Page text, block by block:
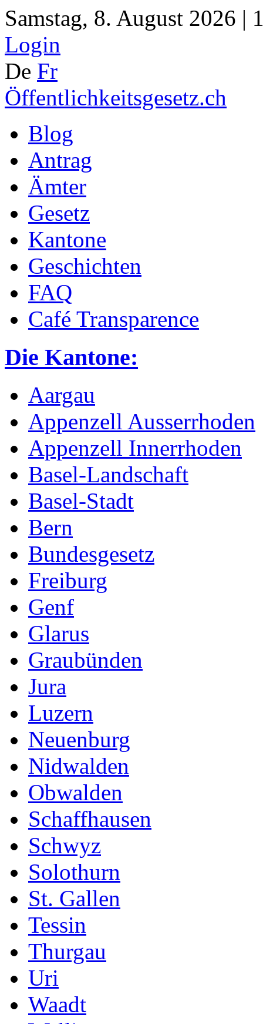
Samstag, 8. August 2026 |
Login
De Fr
Öffentlichkeitsgesetz.ch
Blog
Antrag
Ämter
Gesetz
Kantone
Geschichten
FAQ
Café Transparence
Die Kantone:
Aargau
Appenzell Ausserrhoden
Appenzell Innerrhoden
Basel-Landschaft
Basel-Stadt
Bern
Bundesgesetz
Freiburg
Genf
Glarus
Graubünden
Jura
Luzern
Neuenburg
Nidwalden
Obwalden
Schaffhausen
Schwyz
Solothurn
St. Gallen
Tessin
Thurgau
Uri
Waadt